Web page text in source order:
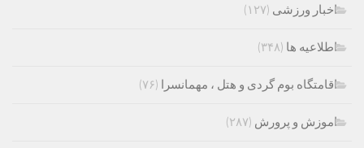
اخبار ورزشی (۱۲۷)
اطلاعیه ها (۳۴۸)
اقامتگاه بوم گردی و هتل ، مهمانسرا (۷۶)
اموزش و پرورش (۲۸۷)